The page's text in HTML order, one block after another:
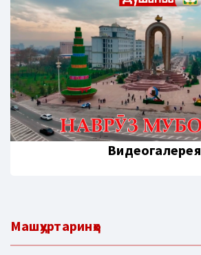
Видеогалерея
Машҳуртаринҳо